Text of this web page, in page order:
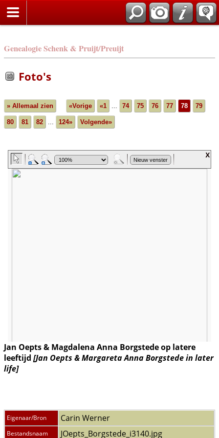
Genealogie Schenk & Pruijt/Preuijt
Foto's
» Allemaal zien «Vorige «1 ... 74 75 76 77 78 79
80 81 82 ... 124» Volgende»
Jan Oepts & Magdalena Anna Borgstede op latere
leeftijd [Jan Oepts & Margareta Anna Borgstede in later
life]
Eigenaar/Bron Carin Werner
Bestandsnaam JOepts_Borgstede_i3140.jpg